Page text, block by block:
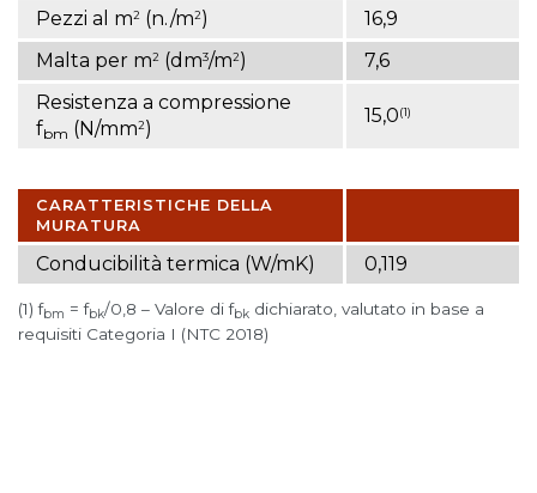
Pezzi al m2 (n./m2)
16,9
Malta per m2 (dm3/m2)
7,6
Resistenza a compressione
fbm (N/mm2)
15,0(1)
CARATTERISTICHE DELLA
MURATURA
Conducibilità termica (W/mK) 0,119
(1) fbm = fbk/0,8 – Valore di fbk dichiarato, valutato in base a
requisiti Categoria I (NTC 2018)